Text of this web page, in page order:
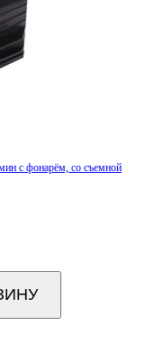
с фонарём, со съемной